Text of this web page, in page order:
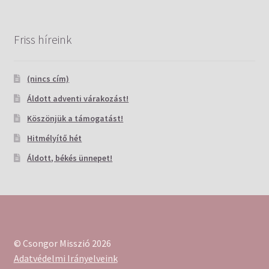
Friss híreink
(nincs cím)
Áldott adventi várakozást!
Köszönjük a támogatást!
Hitmélyítő hét
Áldott, békés ünnepet!
© Csongor Misszió 2026
Adatvédelmi Irányelveink